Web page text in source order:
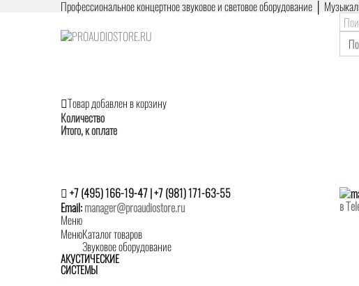
Профессиональное концертное звуковое и световое оборудование │
Товар добавлен в корзину
Количество
Итого, к оплате
+7 (495) 166-19-47 | +7 (981) 171-63-55
Email:manager@proaudiostore.ru
в
Меню
МенюКаталог товаров
Звуковое оборудование
АКУСТИЧЕСКИЕ
СИСТЕМЫ